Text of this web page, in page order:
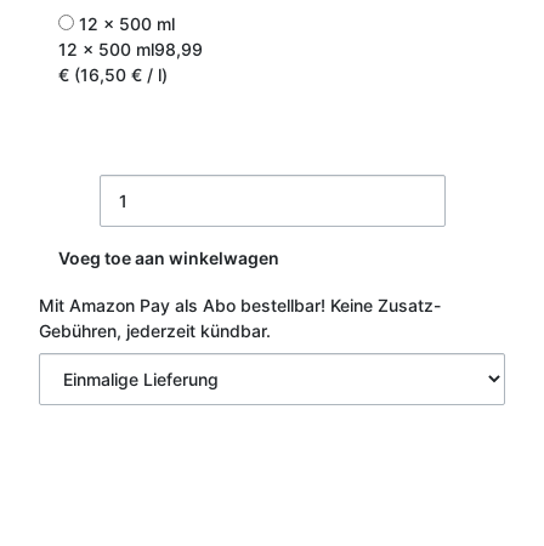
12 x 500 ml
12 x 500 ml98,99
€ (16,50 € / l)
Voeg toe aan winkelwagen
Mit Amazon Pay als Abo bestellbar! Keine Zusatz-
Gebühren, jederzeit kündbar.